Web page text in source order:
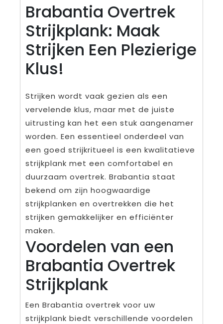
Brabantia Overtrek
Strijkplank: Maak
Strijken Een Plezierige
Klus!
Strijken wordt vaak gezien als een
vervelende klus, maar met de juiste
uitrusting kan het een stuk aangenamer
worden. Een essentieel onderdeel van
een goed strijkritueel is een kwalitatieve
strijkplank met een comfortabel en
duurzaam overtrek. Brabantia staat
bekend om zijn hoogwaardige
strijkplanken en overtrekken die het
strijken gemakkelijker en efficiënter
maken.
Voordelen van een
Brabantia Overtrek
Strijkplank
Een Brabantia overtrek voor uw
strijkplank biedt verschillende voordelen